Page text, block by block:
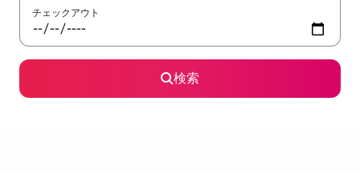
チェックアウト
検索